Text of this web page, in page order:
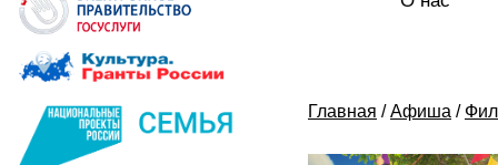
Главная / Афиша /